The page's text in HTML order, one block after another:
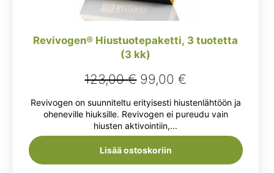
Revivogen® Hiustuotepaketti, 3 tuotetta
(3 kk)
123,00€ Alkuperäinen
hinta
oli:
123,00 €.
99,00€
hinta
on:
Revivogen on suunniteltu erityisesti hiustenlähtöön ja
oheneville hiuksille. Revivogen ei pureudu vain
hiusten aktivointiin,...
Lisää ostoskoriin